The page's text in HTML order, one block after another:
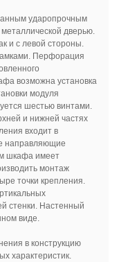
ударопрочным
дверью.
и с левой стороны.
Перфорация
возможна установка
модуля
шестью винтами.
и нижней частях
входит в
направляющие
шкафа имеет
монтаж
точки крепления.
стенки. Настенный
виде.
в конструкцию
характеристик.